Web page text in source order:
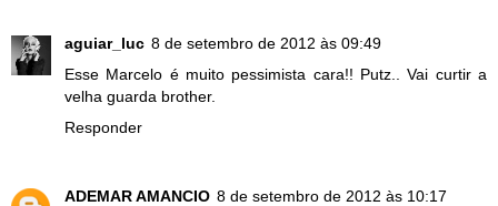
aguiar_luc 8 de setembro de 2012 às 09:49
Esse Marcelo é muito pessimista cara!! Putz.. Vai curtir a
velha guarda brother.
Responder
ADEMAR AMANCIO 8 de setembro de 2012 às 10:17